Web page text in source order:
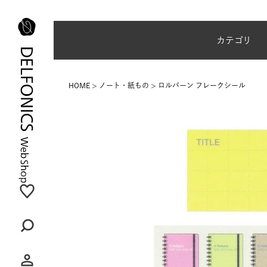
カテゴリ
HOME ノート・紙もの ロルバーン フレークシール